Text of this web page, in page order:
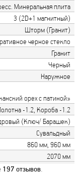
Минеральная плита
3 (2D+1 магнитный)
Шторм (Гранит)
черное стекло
Гранит
Черный
Наружное
орех с патиной»
-1.2, Короба -1.2
(Ключ/ Барашек)
Сувальдный
860 мм, 960 мм
2070 мм
197 отзывов.